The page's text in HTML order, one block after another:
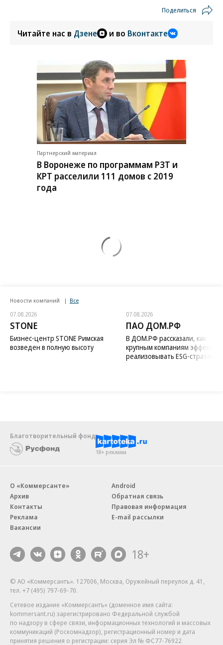
Поделиться
Читайте нас в Дзене и во Вконтакте
Партнерский материал
В Воронеже по программам РЗТ и
КРТ расселили 111 домов с 2019
года
Новости компаний Все
07.08.2026
STONE
Бизнес-центр STONE Римская
возведен в полную высоту
07.08.2026
ПАО ДОМ.РФ
В ДОМ.РФ рассказали, как
крупным компаниям
реализовывать ESG-стратегию
Благотворительный фонд
18+ реклама
О «Коммерсанте»
Архив
Контакты
Реклама
Вакансии
Android
Обратная связь
Правовая информация
E-mail рассылки
18+
© АО «Коммерсантъ». 127006, Москва, Оружейный переулок д. 41,
тел. +7 (495) 797-69-70.
Сетевое издание «Коммерсантъ» (доменное имя сайта:
kommersant.ru) зарегистрировано Федеральной службой
по надзору в сфере связи, информационных технологий и массовых
коммуникаций (Роскомнадзор), регистрационный номер и дата
принятия решения о регистрации: серия Эл № ФС77-76922